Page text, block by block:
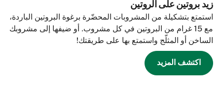
زيد بروتين على الروتين
استمتع بتشكيلة من المشروبات المحضّرة برغوة البروتين الباردة،
مع 15 غرام من البروتين في كل مشروب. أو ضيفها إلى مشروبك
الساخن أو المثلّج واستمتع بها على طريقتك!
اكتشف المزيد